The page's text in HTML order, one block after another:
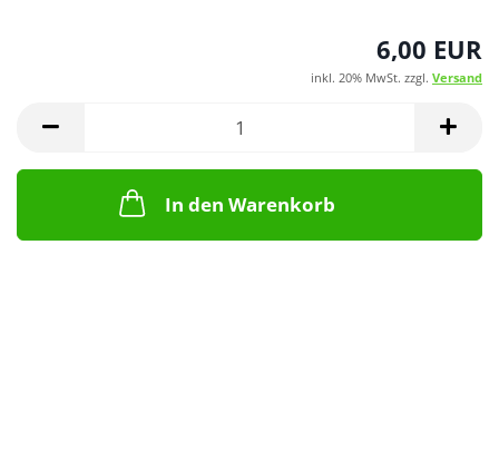
6,00 EUR
inkl. 20% MwSt. zzgl. Versand
In den Warenkorb